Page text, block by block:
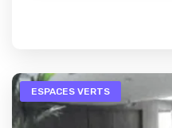
ESPACES VERTS